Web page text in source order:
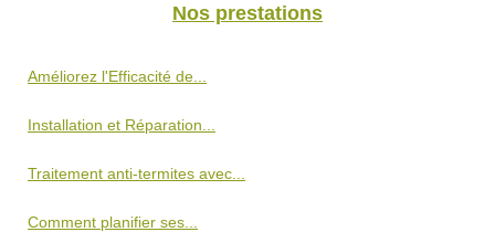
Nos prestations
Améliorez l'Efficacité de...
Installation et Réparation...
Traitement anti-termites avec...
Comment planifier ses...